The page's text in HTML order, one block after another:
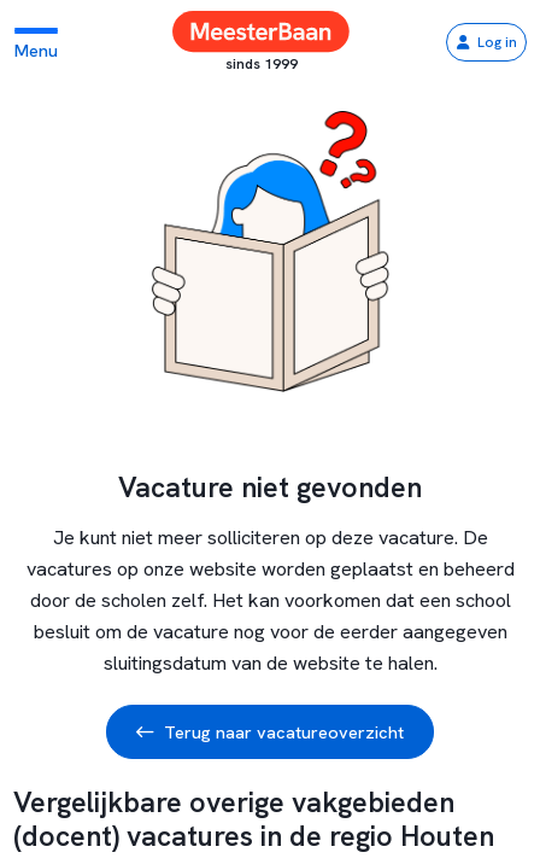
Menu
sinds 1999
Log in
Vacature niet gevonden
Je kunt niet meer solliciteren op deze vacature. De
vacatures op onze website worden geplaatst en beheerd
door de scholen zelf. Het kan voorkomen dat een school
besluit om de vacature nog voor de eerder aangegeven
sluitingsdatum van de website te halen.
Terug naar vacatureoverzicht
Vergelijkbare overige vakgebieden
(docent) vacatures in de regio Houten